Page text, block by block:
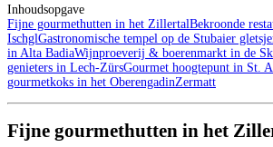
Inhoudsopgave
Fijne gourmethutten in het ZillertalBekroonde
IschglGastronomische tempel op de Stubaier
in Alta BadiaWijnproeverij & boerenmarkt in de
genieters in Lech-ZürsGourmet hoogtepunt in St.
gourmetkoks in het OberengadinZermatt
Fijne gourmethutten in het